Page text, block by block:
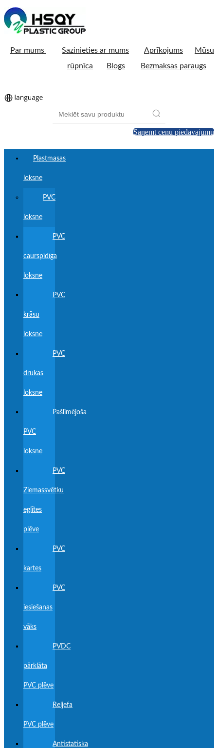
Par mums Sazinieties ar mums Aprīkojums
Mūsu
rūpnīca
Blogs Bezmaksas paraugs
Saņemt cenu piedāvājumu
Plastmasas
loksne
PVC
loksne
PVC
caurspīdīga
loksne
PVC
krāsu
loksne
PVC
drukas
loksne
Pašlīmējoša
PVC
loksne
PVC
Ziemassvētku
eglītes
plēve
PVC
kartes
PVC
iesiešanas
vāks
PVDC
pārklāta
PVC plēve
Reljefa
PVC plēve
Antistatiska